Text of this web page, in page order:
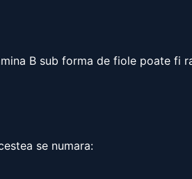
B sub forma de fiole poate fi
se numara: